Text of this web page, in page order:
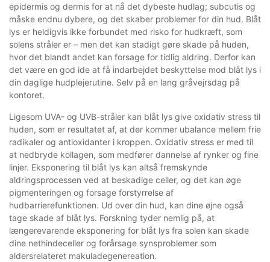
epidermis og dermis for at nå det dybeste hudlag; subcutis og
måske endnu dybere, og det skaber problemer for din hud. Blåt
lys er heldigvis ikke forbundet med risko for hudkræft, som
solens stråler er – men det kan stadigt gøre skade på huden,
hvor det blandt andet kan forsage for tidlig aldring. Derfor kan
det være en god ide at få indarbejdet beskyttelse mod blåt lys i
din daglige hudplejerutine. Selv på en lang gråvejrsdag på
kontoret.
Ligesom UVA- og UVB-stråler kan blåt lys give oxidativ stress til
huden, som er resultatet af, at der kommer ubalance mellem frie
radikaler og antioxidanter i kroppen. Oxidativ stress er med til
at nedbryde kollagen, som medfører dannelse af rynker og fine
linjer. Eksponering til blåt lys kan altså fremskynde
aldringsprocessen ved at beskadige celler, og det kan øge
pigmenteringen og forsage forstyrrelse af
hudbarrierefunktionen. Ud over din hud, kan dine øjne også
tage skade af blåt lys. Forskning tyder nemlig på, at
længerevarende eksponering for blåt lys fra solen kan skade
dine nethindeceller og forårsage synsproblemer som
aldersrelateret makuladegenereation.